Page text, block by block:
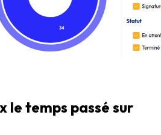
le temps passé sur